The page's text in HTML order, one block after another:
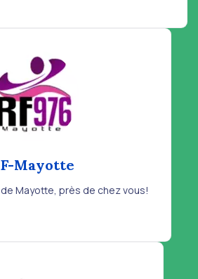
Mayotte
Mayotte, près de chez vous!